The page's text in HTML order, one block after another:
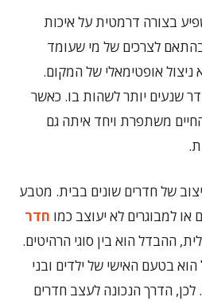
בצורה דרמטית על איכות
לצרכים של מי שעומד
אופטימאלי של המקום.
שנעים יותר לשהות בו. כאשר
משתפרת ויחד איתה גם
של חדרים שונים בבית. מטבע
למבוגרים לא יעוצב כמו חדר
ההבדל הוא בין סוגי הרהיטים.
בטעם האישי של ילדים ובני
לכן, הדרך הנכונה לעצב חדרים